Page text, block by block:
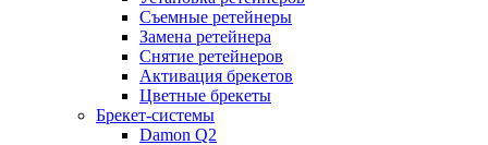
Съемные ретейнеры
Замена ретейнера
Снятие ретейнеров
Активация брекетов
Цветные брекеты
Брекет-системы
Damon Q2